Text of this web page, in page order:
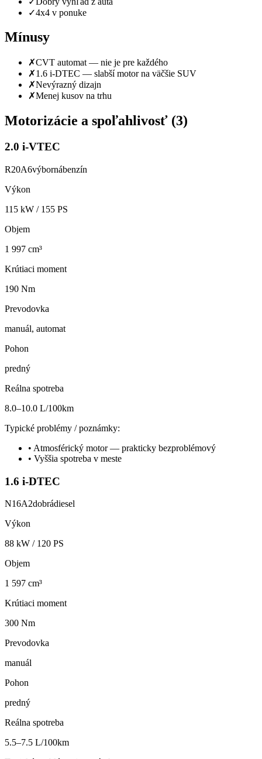
✓4x4 v ponuke
Mínusy
✗CVT automat — nie je pre každého
✗1.6 i-DTEC — slabší motor na väčšie SUV
✗Nevýrazný dizajn
✗Menej kusov na trhu
Motorizácie a spoľahlivosť (3)
2.0 i-VTEC
R20A6výbornábenzín
Výkon
115 kW / 155 PS
Objem
1 997 cm³
Krútiaci moment
190 Nm
Prevodovka
manuál, automat
Pohon
predný
Reálna spotreba
8.0–10.0 L/100km
Typické problémy / poznámky:
• Atmosférický motor — prakticky bezproblémový
• Vyššia spotreba v meste
1.6 i-DTEC
N16A2dobrádiesel
Výkon
88 kW / 120 PS
Objem
1 597 cm³
Krútiaci moment
300 Nm
Prevodovka
manuál
Pohon
predný
Reálna spotreba
5.5–7.5 L/100km